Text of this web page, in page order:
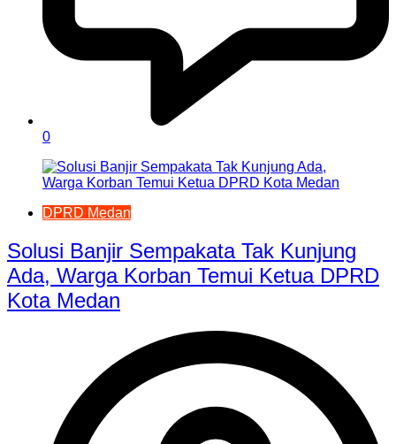
0
DPRD Medan
Solusi Banjir Sempakata Tak Kunjung
Ada, Warga Korban Temui Ketua DPRD
Kota Medan